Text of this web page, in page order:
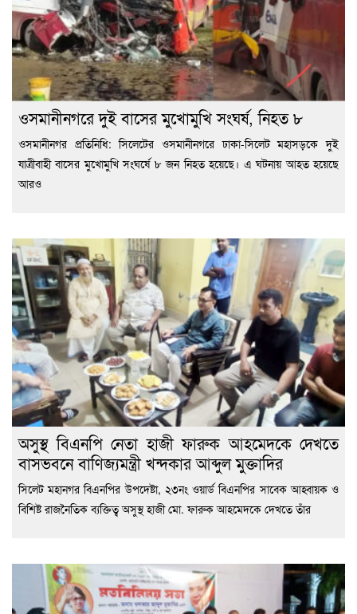
ওসমানীনগরে দুই বাসের মুখোমুখি সংঘর্ষ, নিহত ৮
ওসমানীনগর প্রতিনিধি: সিলেটের ওসমানীনগরে ঢাকা-সিলেট মহাসড়কে দুই
যাত্রীবাহী বাসের মুখোমুখি সংঘর্ষে ৮ জন নিহত হয়েছে। এ ঘটনায় আহত হয়েছে
আরও
অসুস্থ বিএনপি নেতা হাজী ফারুক আহমেদকে দেখতে
বাসভবনে বাণিজ্যমন্ত্রী খন্দকার আব্দুল মুক্তাদির
সিলেট মহানগর বিএনপির উপদেষ্টা, ২৩নং ওয়ার্ড বিএনপির সাবেক আহ্বায়ক ও
বিশিষ্ট রাজনৈতিক ব্যক্তিত্ব অসুস্থ হাজী মো. ফারুক আহমেদকে দেখতে তাঁর